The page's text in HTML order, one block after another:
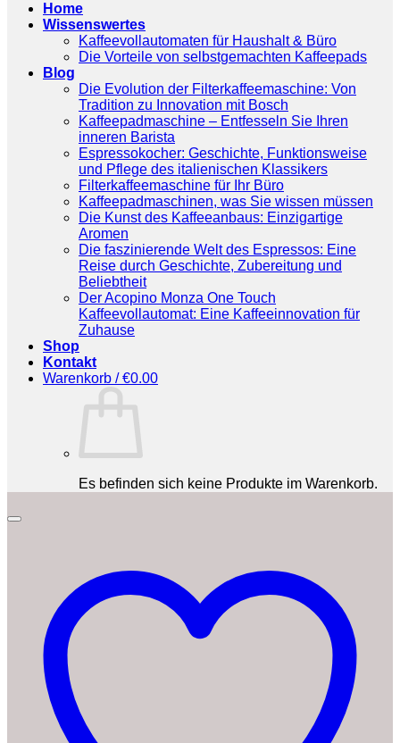
Home
Wissenswertes
Kaffeevollautomaten für Haushalt & Büro
Die Vorteile von selbstgemachten Kaffeepads
Blog
Die Evolution der Filterkaffeemaschine: Von
Tradition zu Innovation mit Bosch
Kaffeepadmaschine – Entfesseln Sie Ihren
inneren Barista
Espressokocher: Geschichte, Funktionsweise
und Pflege des italienischen Klassikers
Filterkaffeemaschine für Ihr Büro
Kaffeepadmaschinen, was Sie wissen müssen
Die Kunst des Kaffeeanbaus: Einzigartige
Aromen
Die faszinierende Welt des Espressos: Eine
Reise durch Geschichte, Zubereitung und
Beliebtheit
Der Acopino Monza One Touch
Kaffeevollautomat: Eine Kaffeeinnovation für
Zuhause
Shop
Kontakt
Warenkorb /€0.00
Es befinden sich keine Produkte im Warenkorb.